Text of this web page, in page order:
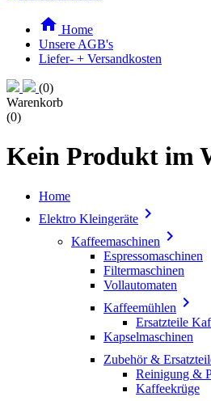
 Home
Unsere AGB's
Liefer- + Versandkosten
(0)
Warenkorb
(0)
Kein Produkt im
Home
Elektro Kleingeräte 
Kaffeemaschinen 
Espressomaschinen
Filtermaschinen
Vollautomaten
Kaffeemühlen 
Ersatzteile
Kapselmaschinen
Zubehör &
Reinigung &
Kaffeekrüge